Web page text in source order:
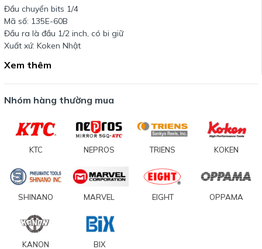
Đầu chuyển bits 1/4
Mã số: 135E-60B
Đầu ra là đầu 1/2 inch, có bi giữ
Xuất xứ: Koken Nhật
Xem thêm
Nhóm hàng thường mua
KTC NEPROS TRIENS KOKEN
SHINANO MARVEL EIGHT OPPAMA
KANON BIX